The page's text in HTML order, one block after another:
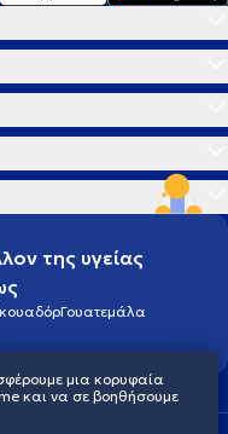
της υγείας
Γουατεμάλα
μια κορυφαία
και να σε βοηθήσουμε